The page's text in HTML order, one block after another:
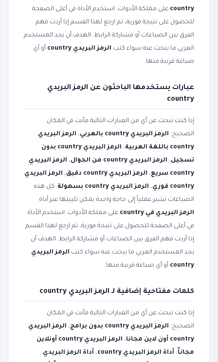
country على مملكة الأدوات. استخدم الأداة في أعلى الصفحة
للحصول على نتيجة فورية، ثم ارجع لهذا القسم إذا أردت فهم
الفرق بين الصياغات أو مشاركة الرابط. الهدف أن يجد المستخدم
العربي ما يبحث عنه سواء كتب الرمز البريدي country
أو أي
صياغة قريبة منها.
عبارات يستخدمها الباحثون عن الرمز البريدي
country
إذا كنت تبحث عن أي من العبارات التالية فأنت في المكان
الصحيح: الرمز البريدي country بالعربي ، الرمز البريدي
country باللغة العربية
،
الرمز البريدي country بدون
تسجيل، الرمز البريدي country من الجوال ، الرمز البريدي
country سريع
، الرمز البريدي country دقيق ، الرمز البريدي
country فوري
، الرمز البريدي country بسهولة
. كل هذه
الصياغات تشير عملياً إلى حاجة واحدة يمكن تلبيتها عبر أداة
الرمز البريدي في country
على مملكة الأدوات. استخدم الأداة
في أعلى الصفحة للحصول على نتيجة فورية، ثم ارجع لهذا القسم
إذا أردت فهم الفرق بين الصياغات أو مشاركة الرابط. الهدف أن
يجد المستخدم العربي ما يبحث عنه سواء كتب الرمز البريدي
country أو أي صياغة قريبة منها.
كلمات مفتاحية إضافية لـ الرمز البريدي country
إذا كنت تبحث عن أي من العبارات التالية فأنت في المكان
الصحيح: الرمز البريدي country بدون برامج ، الرمز البريدي
country أون لاين مجانا
،
الرمز البريدي country أونلاين
مجاناً، أداة الرمز البريدي country ، أداة الرمز البريدي